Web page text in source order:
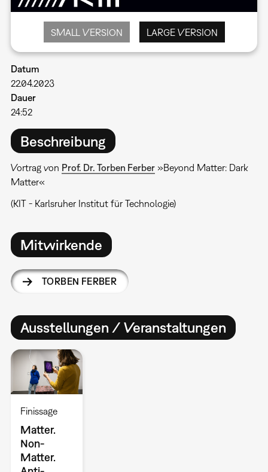
SMALL VERSION LARGE VERSION
Datum
22.04.2023
Dauer
24:52
Beschreibung
Vortrag von Prof. Dr. Torben Ferber»Beyond Matter: Dark
Matter«
(KIT - Karlsruher Institut für Technologie)
Mitwirkende
TORBEN FERBER
Ausstellungen / Veranstaltungen
Finissage
Matter.
Non-
Matter.